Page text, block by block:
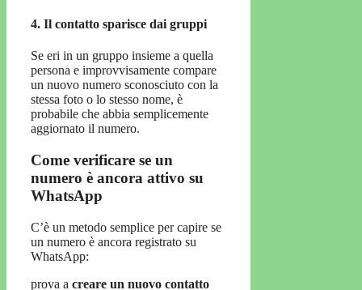
4. Il contatto sparisce dai gruppi
Se eri in un gruppo insieme a quella
persona e improvvisamente compare
un nuovo numero sconosciuto con la
stessa foto o lo stesso nome, è
probabile che abbia semplicemente
aggiornato il numero.
Come verificare se un
numero è ancora attivo su
WhatsApp
C’è un metodo semplice per capire se
un numero è ancora registrato su
WhatsApp:
prova a creare un nuovo contatto